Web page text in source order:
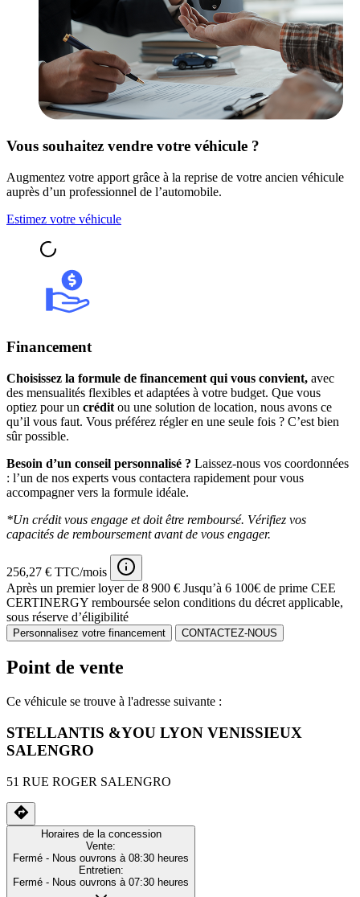
Vous souhaitez vendre votre véhicule ?
Augmentez votre apport grâce à la reprise de votre ancien véhicule
auprès d’un professionnel de l’automobile.
Estimez votre véhicule
Financement
Choisissez la formule de financement qui vous convient, avec
des mensualités flexibles et adaptées à votre budget. Que vous
optiez pour un crédit ou une solution de location, nous avons ce
qu’il vous faut. Vous préférez régler en une seule fois ? C’est bien
sûr possible.
Besoin d’un conseil personnalisé ? Laissez-nous vos coordonnées
: l’un de nos experts vous contactera rapidement pour vous
accompagner vers la formule idéale.
*Un crédit vous engage et doit être remboursé. Vérifiez vos
capacités de remboursement avant de vous engager.
256,27 € TTC/mois
Après un premier loyer de 8 900 € Jusqu’à 6 100€ de prime CEE
CERTINERGY remboursée selon conditions du décret applicable,
sous réserve d’éligibilité
Personnalisez votre financement CONTACTEZ-NOUS
Point de vente
Ce véhicule se trouve à l'adresse suivante :
STELLANTIS &YOU LYON VENISSIEUX
SALENGRO
51 RUE ROGER SALENGRO
Horaires de la concession
Vente:
Fermé - Nous ouvrons à 08:30 heures
Entretien:
Fermé - Nous ouvrons à 07:30 heures